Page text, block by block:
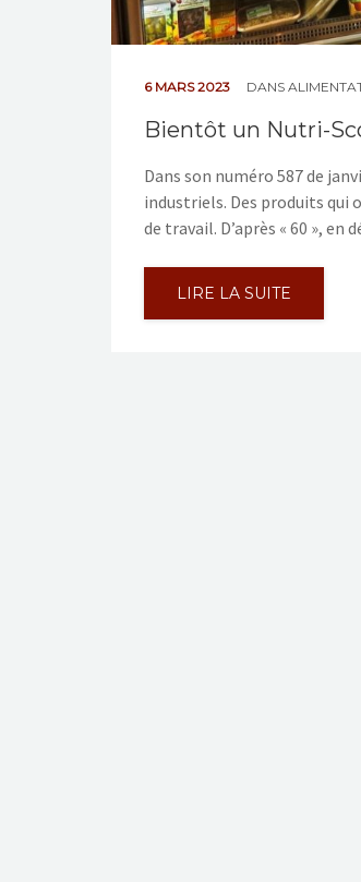
6 MARS 2023 DANS
Bientôt un Nutri-
Dans son numéro 587 de
industriels. Des produits qui
de travail. D’après « 60 », en
LIRE LA SUITE